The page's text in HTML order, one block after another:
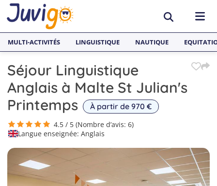
ACTIVITÉS
Surf
Multi-activités
Sports nautiques
Skateboard
PAYS
Espagne
France
Malte
Angleterre
SÉJOURS LINGUISTIQUES
Anglais
Néerlandais
MULTI-ACTIVITÉS LINGUISTIQUE NAUTIQUE
Séjour Linguistique
Anglais à Malte St Julian's
Printemps
À partir de 970 €
4.5 / 5 (Nombre d’avis: 6)
Langue enseignée: Anglais